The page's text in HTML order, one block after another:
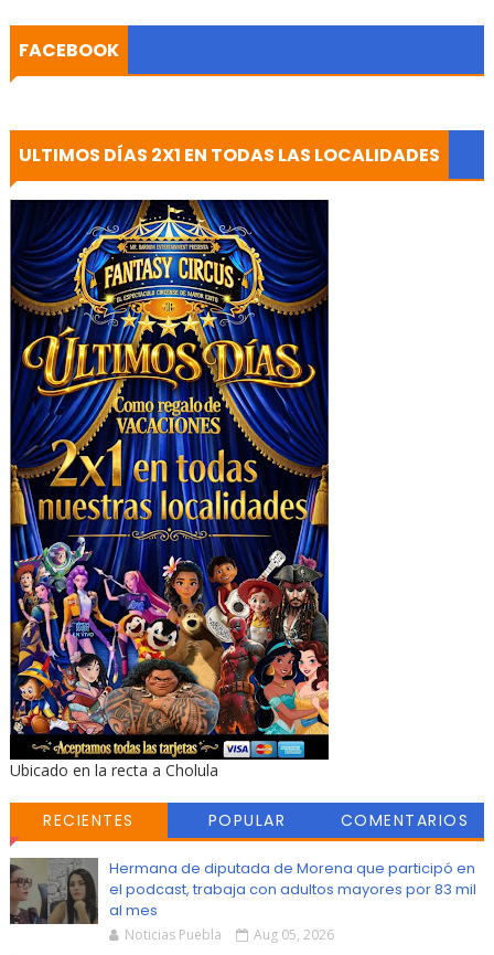
FACEBOOK
ULTIMOS DÍAS 2X1 EN TODAS LAS LOCALIDADES
Ubicado en la recta a Cholula
RECIENTES POPULAR COMENTARIOS
Hermana de diputada de Morena que participó en
el podcast, trabaja con adultos mayores por 83 mil
al mes
Noticias Puebla Aug 05, 2026